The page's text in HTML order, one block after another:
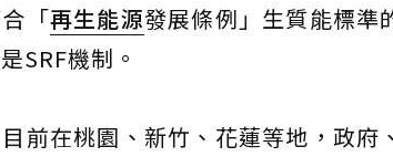
「再生能源發展條例」生質能標準
SRF機制。
前在桃園、新竹、花蓮等地，政